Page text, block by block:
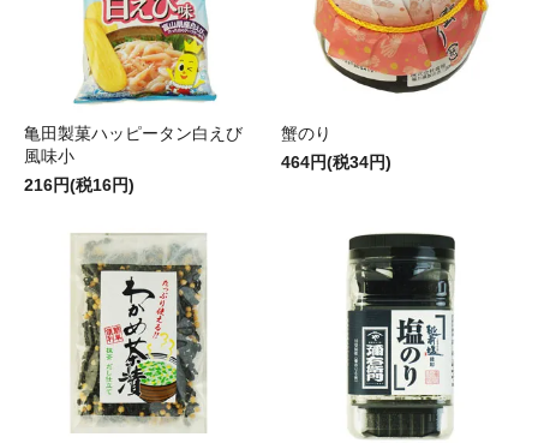
亀田製菓ハッピータン白えび
風味小
216円(税16円)
蟹のり
464円(税34円)